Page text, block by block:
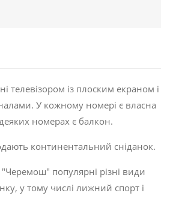
телевізором із плоским екраном і
У кожному номері є власна
номерах є балкон.
континентальний сніданок.
популярні різні види
у тому числі лижний спорт і